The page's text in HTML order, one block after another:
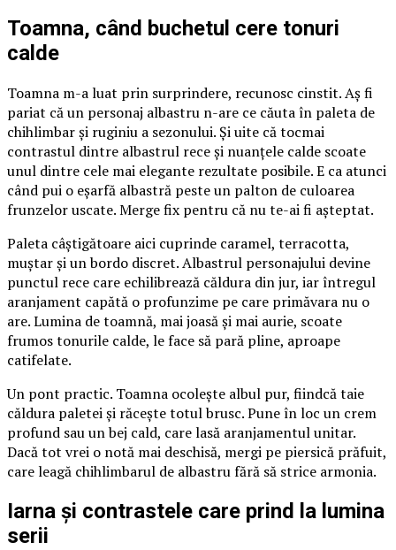
Toamna, când buchetul cere tonuri
calde
Toamna m-a luat prin surprindere, recunosc cinstit. Aș fi
pariat că un personaj albastru n-are ce căuta în paleta de
chihlimbar și ruginiu a sezonului. Și uite că tocmai
contrastul dintre albastrul rece și nuanțele calde scoate
unul dintre cele mai elegante rezultate posibile. E ca atunci
când pui o eșarfă albastră peste un palton de culoarea
frunzelor uscate. Merge fix pentru că nu te-ai fi așteptat.
Paleta câștigătoare aici cuprinde caramel, terracotta,
muștar și un bordo discret. Albastrul personajului devine
punctul rece care echilibrează căldura din jur, iar întregul
aranjament capătă o profunzime pe care primăvara nu o
are. Lumina de toamnă, mai joasă și mai aurie, scoate
frumos tonurile calde, le face să pară pline, aproape
catifelate.
Un pont practic. Toamna ocolește albul pur, fiindcă taie
căldura paletei și răcește totul brusc. Pune în loc un crem
profund sau un bej cald, care lasă aranjamentul unitar.
Dacă tot vrei o notă mai deschisă, mergi pe piersică prăfuit,
care leagă chihlimbarul de albastru fără să strice armonia.
Iarna și contrastele care prind la lumina
serii